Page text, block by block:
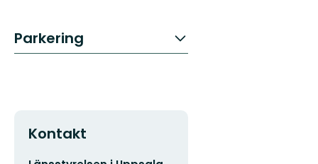
Parkering
Kontakt